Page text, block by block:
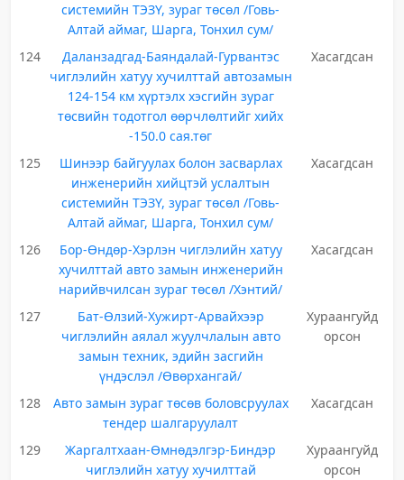
системийн ТЭЗҮ, зураг төсөл /Говь-
Алтай аймаг, Шарга, Тонхил сум/
124
Даланзадгад-Баяндалай-Гурвантэс
чиглэлийн хатуу хучилттай автозамын
124-154 км хүртэлх хэсгийн зураг
төсвийн тодотгол өөрчлөлтийг хийх
-150.0 сая.төг
Хасагдсан
125
Шинээр байгуулах болон засварлах
инженерийн хийцтэй услалтын
системийн ТЭЗҮ, зураг төсөл /Говь-
Алтай аймаг, Шарга, Тонхил сум/
Хасагдсан
126
Бор-Өндөр-Хэрлэн чиглэлийн хатуу
хучилттай авто замын инженерийн
нарийвчилсан зураг төсөл /Хэнтий/
Хасагдсан
127
Бат-Өлзий-Хужирт-Арвайхээр
чиглэлийн аялал жуулчлалын авто
замын техник, эдийн засгийн
үндэслэл /Өвөрхангай/
Хураангуйд
орсон
128
Авто замын зураг төсөв боловсруулах
тендер шалгаруулалт
Хасагдсан
129
Жаргалтхаан-Өмнөдэлгэр-Биндэр
чиглэлийн хатуу хучилттай
Хураангуйд
орсон